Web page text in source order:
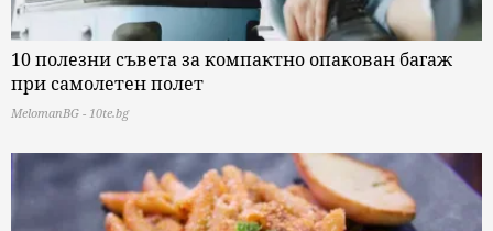
10 полезни съвета за компактно опакован багаж
при самолетен полет
MelomanBG - 10te.bg